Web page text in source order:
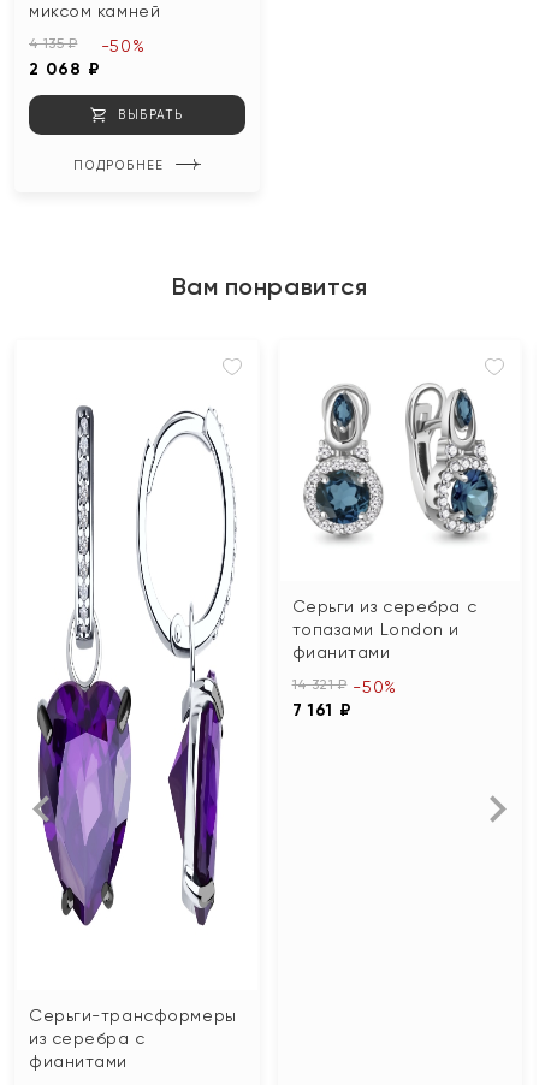
миксом камней
4 135 ₽
2 068 ₽
-50%
ВЫБРАТЬ
ПОДРОБНЕЕ
Вам понравится
Серьги-трансформеры
из серебра с
фианитами
Серьги из серебра с
топазами London и
фианитами
14 321 ₽
7 161 ₽
-50%